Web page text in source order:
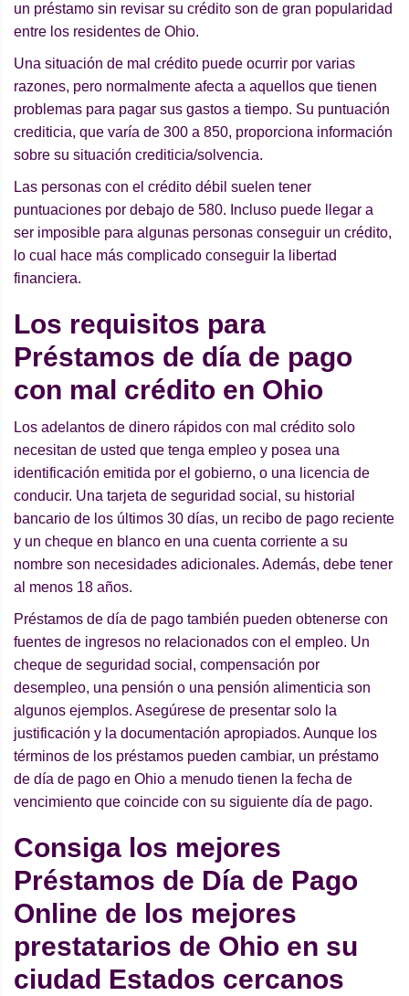
un préstamo sin revisar su crédito son de gran popularidad
entre los residentes de Ohio.
Una situación de mal crédito puede ocurrir por varias
razones, pero normalmente afecta a aquellos que tienen
problemas para pagar sus gastos a tiempo. Su puntuación
crediticia, que varía de 300 a 850, proporciona información
sobre su situación crediticia/solvencia.
Las personas con el crédito débil suelen tener
puntuaciones por debajo de 580. Incluso puede llegar a
ser imposible para algunas personas conseguir un crédito,
lo cual hace más complicado conseguir la libertad
financiera.
Los requisitos para
Préstamos de día de pago
con mal crédito en Ohio
Los adelantos de dinero rápidos con mal crédito solo
necesitan de usted que tenga empleo y posea una
identificación emitida por el gobierno, o una licencia de
conducir. Una tarjeta de seguridad social, su historial
bancario de los últimos 30 días, un recibo de pago reciente
y un cheque en blanco en una cuenta corriente a su
nombre son necesidades adicionales. Además, debe tener
al menos 18 años.
Préstamos de día de pago también pueden obtenerse con
fuentes de ingresos no relacionados con el empleo. Un
cheque de seguridad social, compensación por
desempleo, una pensión o una pensión alimenticia son
algunos ejemplos. Asegúrese de presentar solo la
justificación y la documentación apropiados. Aunque los
términos de los préstamos pueden cambiar, un préstamo
de día de pago en Ohio a menudo tienen la fecha de
vencimiento que coincide con su siguiente día de pago.
Consiga los mejores
Préstamos de Día de Pago
Online de los mejores
prestatarios de Ohio en su
ciudad Estados cercanos